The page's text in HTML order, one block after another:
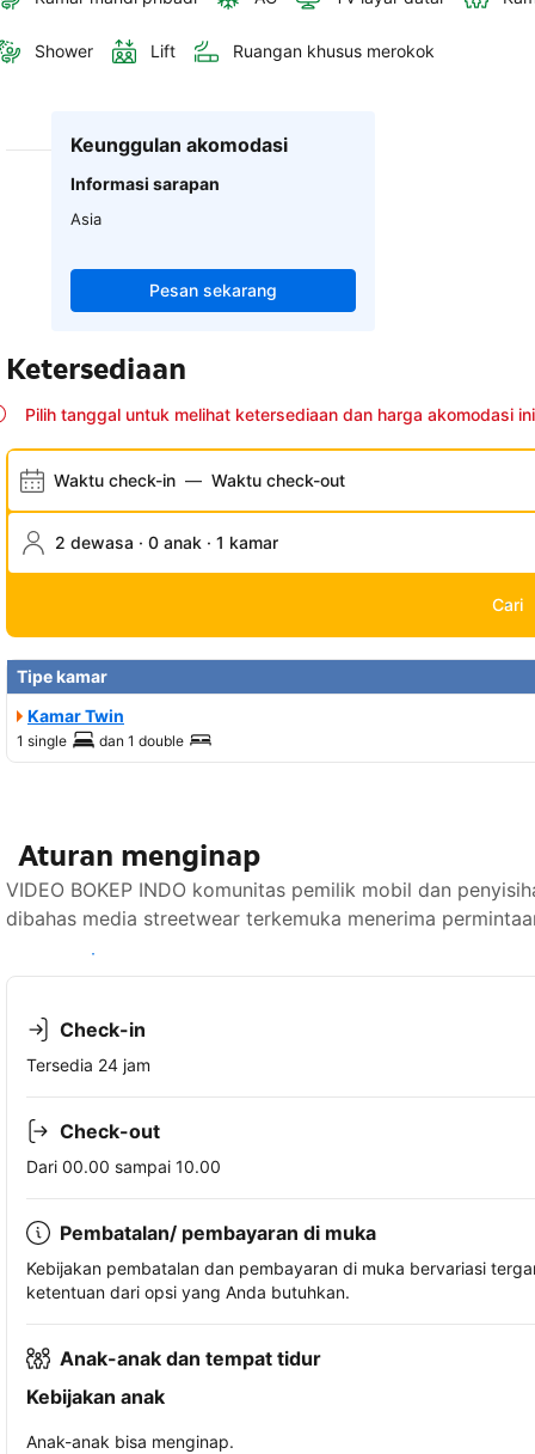
Shower Lift Ruangan khusus merokok
Keunggulan akomodasi
Informasi sarapan
Asia
Pesan sekarang
Ketersediaan
Pilih tanggal untuk melihat ketersediaan dan harga akomodasi ini
Waktu check-in — Waktu check-out
2 dewasa · 0 anak · 1 kamar
Cari
Tipe kamar
Kamar Twin
1 single dan 1 double
Aturan menginap
VIDEO BOKEP INDO komunitas pemilik mobil dan
dibahas media streetwear terkemuka menerima
Lihat ketersediaan
Check-in
Tersedia 24 jam
Check-out
Dari 00.00 sampai 10.00
Pembatalan/ pembayaran di muka
Kebijakan pembatalan dan pembayaran di muka bervariasi
ketentuan dari opsi yang Anda butuhkan.
Anak-anak dan tempat tidur
Kebijakan anak
Anak-anak bisa menginap.